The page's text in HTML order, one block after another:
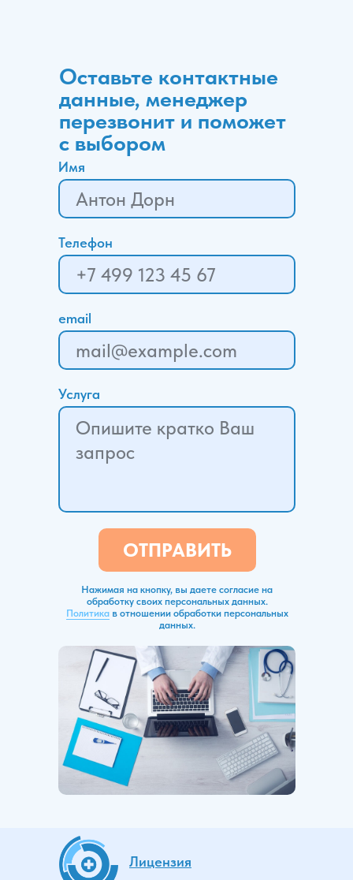
Оставьте контактные
данные, менеджер
перезвонит и поможет
с выбором
Имя
Телефон
email
Услуга
ОТПРАВИТЬ
Нажимая на кнопку, вы даете согласие на
обработку своих персональных данных.
Политикав отношении обработки персональных
данных.
Лицензия